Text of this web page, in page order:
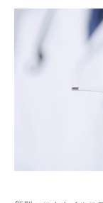
アクセス